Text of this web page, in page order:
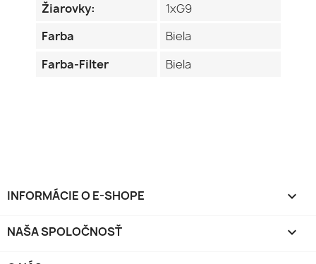
Žiarovky:
1xG9
Farba
Biela
Farba-Filter
Biela
INFORMÁCIE O E-SHOPE keyboard_arrow_down
NAŠA SPOLOČNOSŤ 